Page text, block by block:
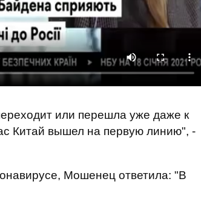
или перешла уже даже к
Китай вышел на первую линию", -
Мошенец ответила: "В